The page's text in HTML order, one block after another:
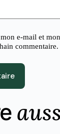
e-mail et
commentaire.